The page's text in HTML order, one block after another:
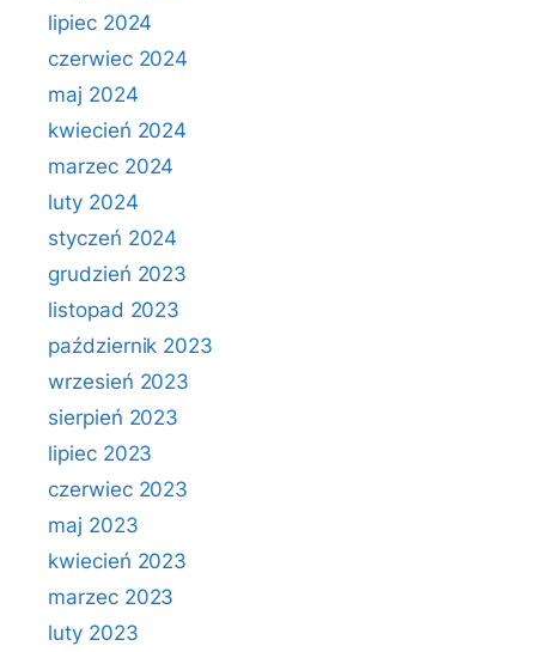
lipiec 2024
czerwiec 2024
maj 2024
kwiecień 2024
marzec 2024
luty 2024
styczeń 2024
grudzień 2023
listopad 2023
październik 2023
wrzesień 2023
sierpień 2023
lipiec 2023
czerwiec 2023
maj 2023
kwiecień 2023
marzec 2023
luty 2023